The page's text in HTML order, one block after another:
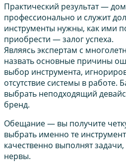
Практический результат —
профессионально и служит
инструменты нужны, как ими
приобрести — залог успеха.
Являясь экспертам с
назвать основные причины
выбор инструмента,
отсутствие системы в работе.
выбрать неподходящий
бренд.
Обещание — вы получите
выбрать именно те
качественно выполнят
нервы.